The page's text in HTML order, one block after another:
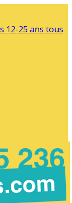
12-25 ans tous